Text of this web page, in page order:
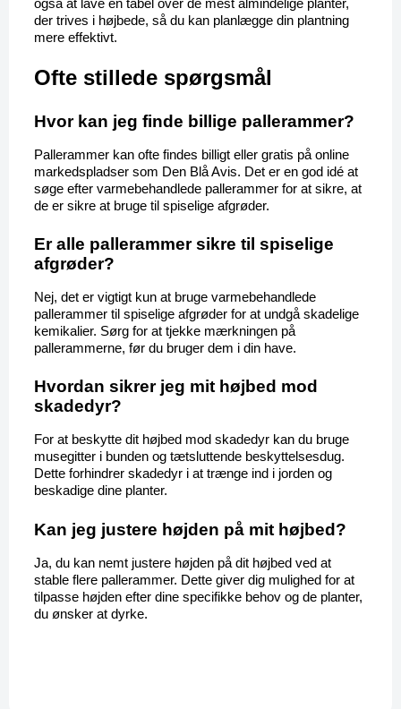
også at lave en tabel over de mest almindelige planter,
der trives i højbede, så du kan planlægge din plantning
mere effektivt.
Ofte stillede spørgsmål
Hvor kan jeg finde billige pallerammer?
Pallerammer kan ofte findes billigt eller gratis på online
markedspladser som Den Blå Avis. Det er en god idé at
søge efter varmebehandlede pallerammer for at sikre, at
de er sikre at bruge til spiselige afgrøder.
Er alle pallerammer sikre til spiselige
afgrøder?
Nej, det er vigtigt kun at bruge varmebehandlede
pallerammer til spiselige afgrøder for at undgå skadelige
kemikalier. Sørg for at tjekke mærkningen på
pallerammerne, før du bruger dem i din have.
Hvordan sikrer jeg mit højbed mod
skadedyr?
For at beskytte dit højbed mod skadedyr kan du bruge
musegitter i bunden og tætsluttende beskyttelsesdug.
Dette forhindrer skadedyr i at trænge ind i jorden og
beskadige dine planter.
Kan jeg justere højden på mit højbed?
Ja, du kan nemt justere højden på dit højbed ved at
stable flere pallerammer. Dette giver dig mulighed for at
tilpasse højden efter dine specifikke behov og de planter,
du ønsker at dyrke.